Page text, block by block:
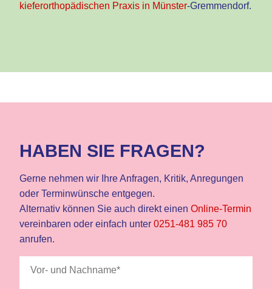
kieferorthopädischen Praxis in Münster-Gremmendorf.
HABEN SIE FRAGEN?
Gerne nehmen wir Ihre Anfragen, Kritik, Anregungen
oder Terminwünsche entgegen.
Alternativ können Sie auch direkt einen Online-Termin
vereinbaren oder einfach unter 0251-481 985 70
anrufen.